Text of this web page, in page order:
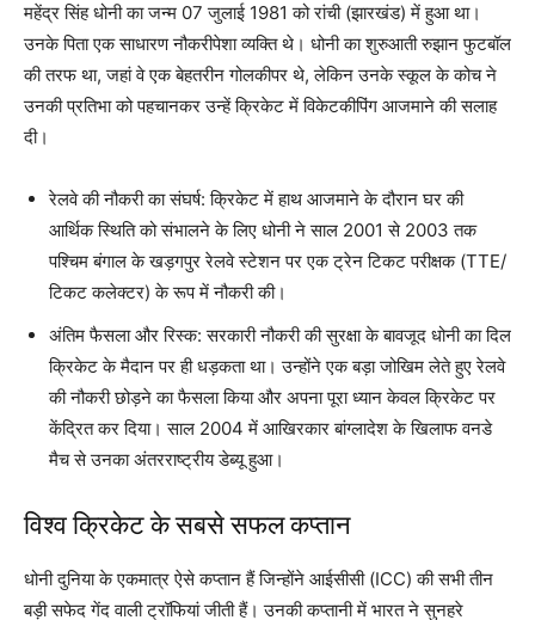
महेंद्र सिंह धोनी का जन्म 07 जुलाई 1981 को रांची (झारखंड) में हुआ था।
उनके पिता एक साधारण नौकरीपेशा व्यक्ति थे। धोनी का शुरुआती रुझान फुटबॉल
की तरफ था, जहां वे एक बेहतरीन गोलकीपर थे, लेकिन उनके स्कूल के कोच ने
उनकी प्रतिभा को पहचानकर उन्हें क्रिकेट में विकेटकीपिंग आजमाने की सलाह
दी।
रेलवे की नौकरी का संघर्ष: क्रिकेट में हाथ आजमाने के दौरान घर की
आर्थिक स्थिति को संभालने के लिए धोनी ने साल 2001 से 2003 तक
पश्चिम बंगाल के खड़गपुर रेलवे स्टेशन पर एक ट्रेन टिकट परीक्षक (TTE/
टिकट कलेक्टर) के रूप में नौकरी की।
अंतिम फैसला और रिस्क: सरकारी नौकरी की सुरक्षा के बावजूद धोनी का दिल
क्रिकेट के मैदान पर ही धड़कता था। उन्होंने एक बड़ा जोखिम लेते हुए रेलवे
की नौकरी छोड़ने का फैसला किया और अपना पूरा ध्यान केवल क्रिकेट पर
केंद्रित कर दिया। साल 2004 में आखिरकार बांग्लादेश के खिलाफ वनडे
मैच से उनका अंतरराष्ट्रीय डेब्यू हुआ।
विश्व क्रिकेट के सबसे सफल कप्तान
धोनी दुनिया के एकमात्र ऐसे कप्तान हैं जिन्होंने आईसीसी (ICC) की सभी तीन
बड़ी सफेद गेंद वाली ट्रॉफियां जीती हैं। उनकी कप्तानी में भारत ने सुनहरे